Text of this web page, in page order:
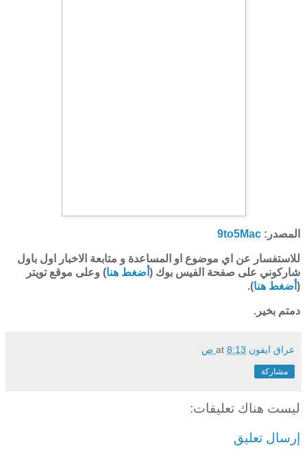
المصدر: 9to5Mac
للاستفسار عن اي موضوع او المساعدة و متابعة الاخبار اول باول
شاركوني على صفحة الفيس بوك ( أضغط هنا) وعلى موقع تويتر
( أضغط هنا).
دمتم بخير.
عراق ايفون at 8:13 ص
مشاركة
ليست هناك تعليقات:
إرسال تعليق